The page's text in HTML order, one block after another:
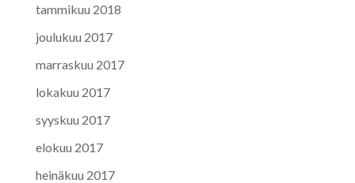
tammikuu 2018
joulukuu 2017
marraskuu 2017
lokakuu 2017
syyskuu 2017
elokuu 2017
heinäkuu 2017